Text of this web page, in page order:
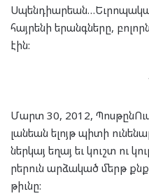
հայ­րե­նի երանգ­նե­րը,
էին:
Մարտ 30, 2012,
լան­եան ելոյթ պի­տի
ներ­կայ եղայ եւ կուշտ ու
րե­րուն ար­ձա­կած մերթ
թիւնը: